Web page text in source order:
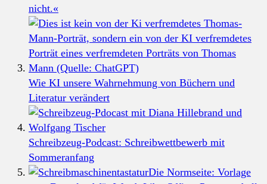
nicht.«
Wie KI unsere Wahrnehmung von Büchern und
Literatur verändert
Schreibzeug-Podcast: Schreibwettbewerb mit
Sommeranfang
Die Normseite: Vorlage